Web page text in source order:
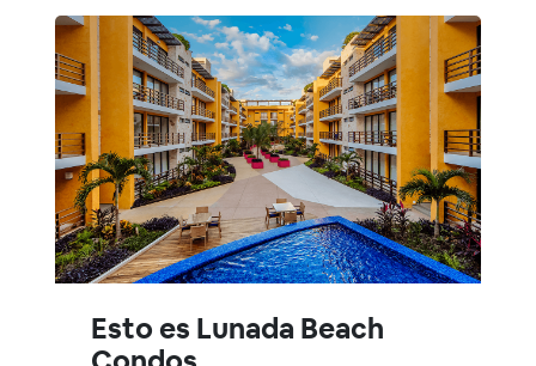
Esto es Lunada Beach